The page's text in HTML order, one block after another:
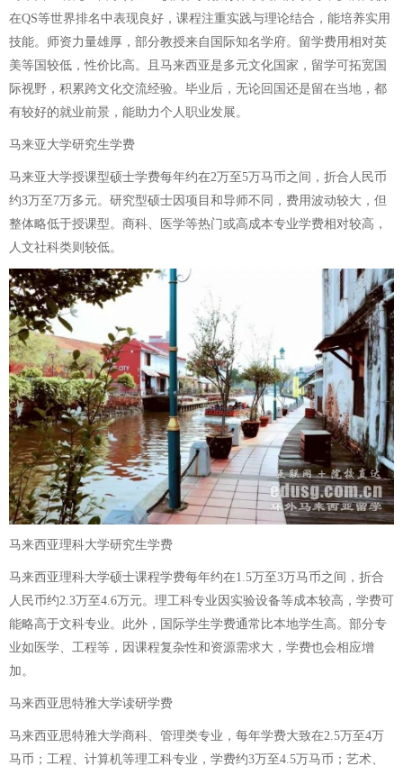
在QS等世界排名中表现良好，课程注重实践与理论结合，能培养实用
技能。师资力量雄厚，部分教授来自国际知名学府。留学费用相对英
美等国较低，性价比高。且马来西亚是多元文化国家，留学可拓宽国
际视野，积累跨文化交流经验。毕业后，无论回国还是留在当地，都
有较好的就业前景，能助力个人职业发展。
马来亚大学研究生学费
马来亚大学授课型硕士学费每年约在2万至5万马币之间，折合人民币
约3万至7万多元。研究型硕士因项目和导师不同，费用波动较大，但
整体略低于授课型。商科、医学等热门或高成本专业学费相对较高，
人文社科类则较低。
马来西亚理科大学研究生学费
马来西亚理科大学硕士课程学费每年约在1.5万至3万马币之间，折合
人民币约2.3万至4.6万元。理工科专业因实验设备等成本较高，学费可
能略高于文科专业。此外，国际学生学费通常比本地学生高。部分专
业如医学、工程等，因课程复杂性和资源需求大，学费也会相应增
加。
马来西亚思特雅大学读研学费
马来西亚思特雅大学商科、管理类专业，每年学费大致在2.5万至4万
马币；工程、计算机等理工科专业，学费约3万至4.5万马币；艺术、